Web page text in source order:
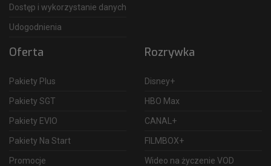
Dostęp i wykorzystanie danych
Udogodnienia
Oferta
Pakiety Plus
Pakiety SGT
Pakiety EVIO
Pakiety Na Start
Promocje
Rozrywka
Disney+
HBO Max
CANAL+
FILMBOX+
Wideo na życzenie VOD